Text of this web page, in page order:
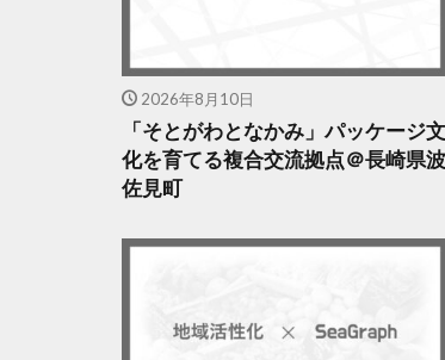
2026年8月10日
「そとがわとなかみ」パッケージ文
化を育てる複合交流拠点＠長崎県波
佐見町